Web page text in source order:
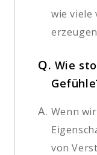
wie viele
Q. Wie
A. Wenn
von